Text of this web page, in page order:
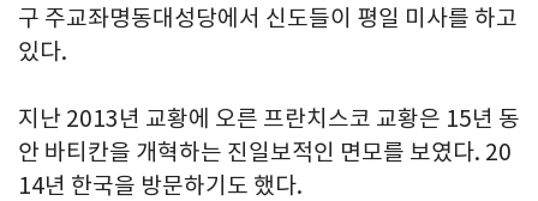
구 주교좌명동대성당에서 신도들이 평일 미사를 하고
있다.
지난 2013년 교황에 오른 프란치스코 교황은 15년 동
안 바티칸을 개혁하는 진일보적인 면모를 보였다. 20
14년 한국을 방문하기도 했다.